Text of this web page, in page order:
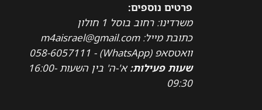
פרטים נוספים:
משרדינו: רחוב בוסל 1 חולון
כתובת מייל: m4aisrael@gmail.com
וואטסאפ (WhatsApp) - 058-6057111
שעות פעילות:
א'-ה' בין השעות 16:00-
09:30